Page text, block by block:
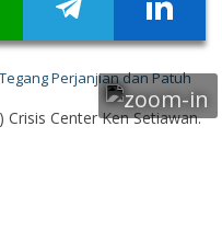
Center Ken Setiawan.